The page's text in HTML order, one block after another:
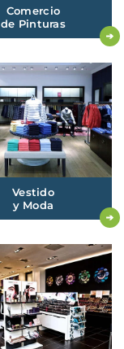
Comercio
de Pinturas
Vestido
yModa